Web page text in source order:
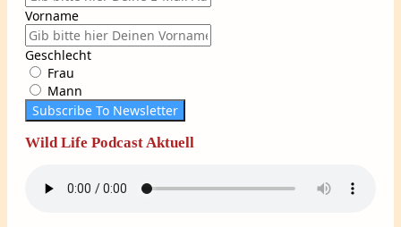
Vorname
Geschlecht
Frau
Mann
Subscribe To Newsletter
Wild Life Podcast Aktuell